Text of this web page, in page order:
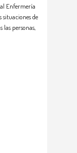
Enfermería
situaciones de
personas,